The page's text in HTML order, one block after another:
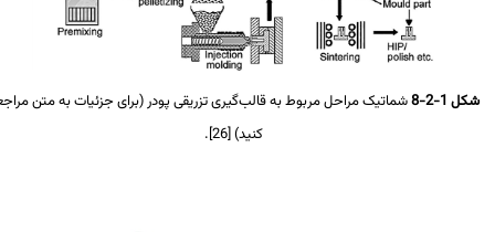
1-2-8
شماتیک مراحل مربوط به قالب‌گیری تزریقی پودر (برای جزئیات به متن مراجعه
کنید) [26].